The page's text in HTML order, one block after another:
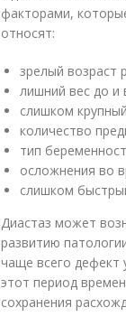
факторами,
относят:
зрелый возраст
лишний вес до и
слишком
количество
тип
осложнения во
слишком
Диастаз может
развитию
чаще всего дефект
этот период
сохранения